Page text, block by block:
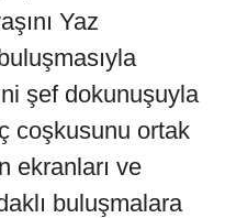
Yaz
şef dokunuşuyla
coşkusunu ortak
ekranları ve
buluşmalara